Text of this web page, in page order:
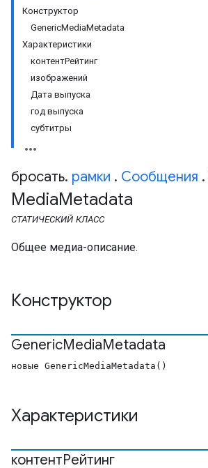
Конструктор
GenericMediaMetadata
Характеристики
контентРейтинг
изображений
Дата выпуска
год выпуска
субтитры
бросать. рамки . Сообщения .
MediaMetadata
СТАТИЧЕСКИЙ КЛАСС
Общее медиа-описание.
Конструктор
GenericMediaMetadata
новые GenericMediaMetadata()
Характеристики
контентРейтинг